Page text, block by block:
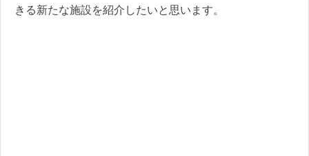
きる新たな施設を紹介したいと思います。